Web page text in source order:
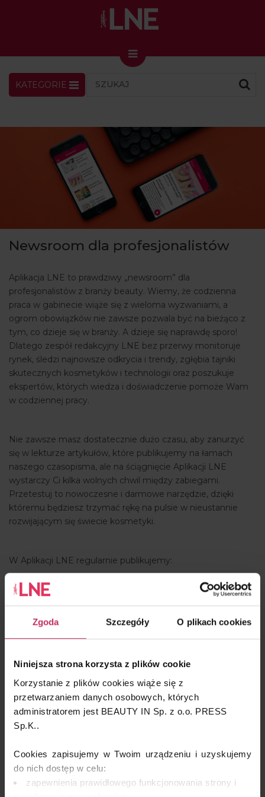
Zgoda Szczegóły O plikach cookies
Niniejsza strona korzysta z plików cookie
Korzystanie z plików cookies wiąże się z
przetwarzaniem danych osobowych, których
administratorem jest BEAUTY IN Sp. z o.o. PRESS
Sp.K..
Cookies zapisujemy w Twoim urządzeniu i uzyskujemy
do nich dostęp w celu:
zapewnienia prawidłowego funkcjonowania strony i
LNENEWS
KONGRES I TARGI
Skin Master w Warszawie
49. edycja w Krakowie
VIDEO
PODCAST
MAGAZYN
O NAS
ARTYKUŁY
WYDARZENIA
KATEGORIE
Newsroom dla profesjonalistów
Aplikacja LNE to prawdziwy „newsroom” dla
profesjonalistów z branży beauty. Wiemy, że codzienna
praca w gabinecie wiąże się z wieloma wyzwaniami, a
ogrom obowiązków nie zawsze pozwala być na bieżąco z
tym, co dzieje się w branży. A dzieje się naprawdę sporo!
Dlatego zespół redakcyjny LNE bez przerwy monitoruje
rynek, śledzi najnowsze odkrycia i trendy, zgłębia tajniki
skutecznych kosmetyków i technologii oraz poszukuje
ekspertów, których wiedza i doświadczenie pomoże Wam
w codziennej pracy.
Nie zawsze masz dostatecznie dużo czasu, aby zanurzyć
się w lekturze artykułów, które publikujemy na łamach
naszego czasopisma, ale na ściągnięcie Aplikacji LNE
wystarczy Ci kilka wolnych chwil między zabiegami.
Przetestuj to nowoczesne i darmowe narzędzie, dzięki
któremu będziesz trzymać rękę na pulsie w nieustannie
rozwijającym się świecie kosmetyki.
W Aplikacji LNE regularnie publikujemy:
zabiegowe know-how doświadczonych ekspertów
informacje o najnowszych składnikach, zabiegach i
aparaturze
praktyczne i łatwe do wdrożenia wskazówki
odkrycia
Zaintrygowana? Zobacz, jakie materiały pojawią się w apce
LNE w najbliższym czasie:
Terapia blizn potrądzikowych
Niebieskie światło a kondycja skóry
Jak powinien wyglądać idealny gabinet